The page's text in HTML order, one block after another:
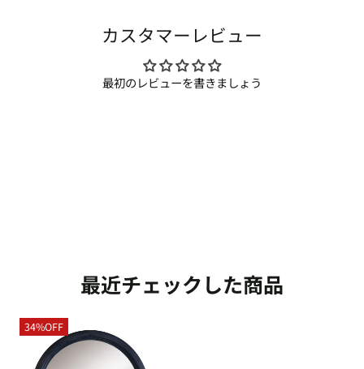
カスタマーレビュー
最初のレビューを書きましょう
最近チェックした商品
34%OFF